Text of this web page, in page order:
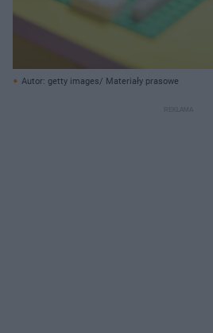
Autor: getty images/ Materiały prasowe